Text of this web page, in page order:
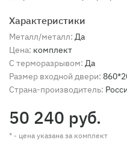
Характеристики
Металл/металл: Да
Цена: комплект
С терморазрывом: Да
Размер входной двери:
Страна-производитель:
50 240 руб.
* - цена указана за комплект